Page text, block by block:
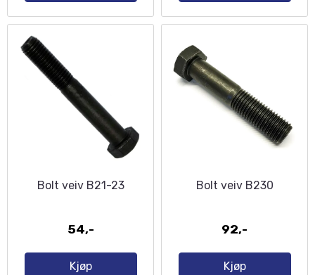
Bolt veiv B21-23
54,-
Kjøp
Bolt veiv B230
92,-
Kjøp